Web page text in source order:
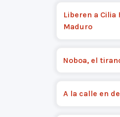
Liberen a
Maduro
Noboa, el
A la calle en